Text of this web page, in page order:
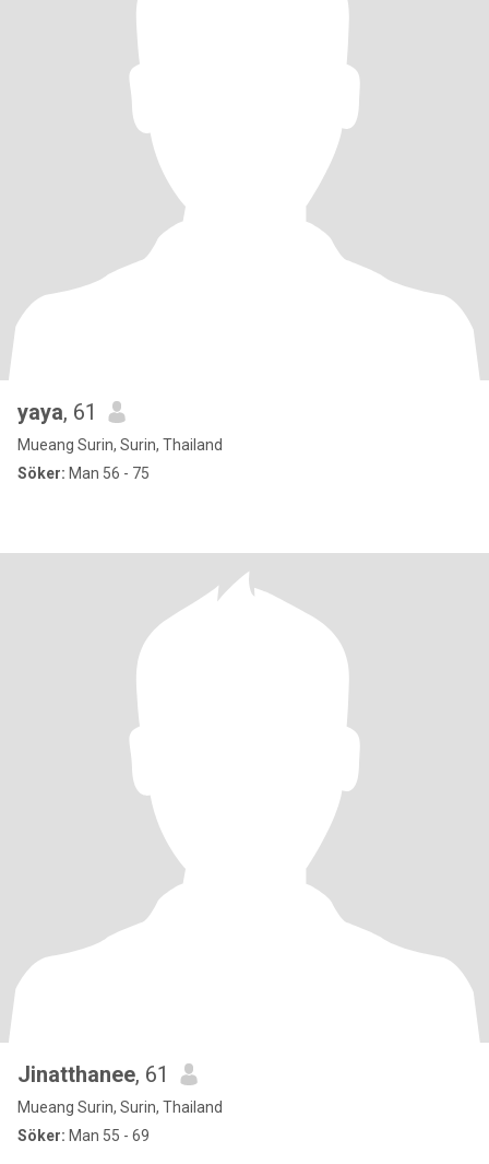
yaya, 61
Mueang Surin, Surin, Thailand
Söker: Man 56 - 75
Jinatthanee, 61
Mueang Surin, Surin, Thailand
Söker: Man 55 - 69